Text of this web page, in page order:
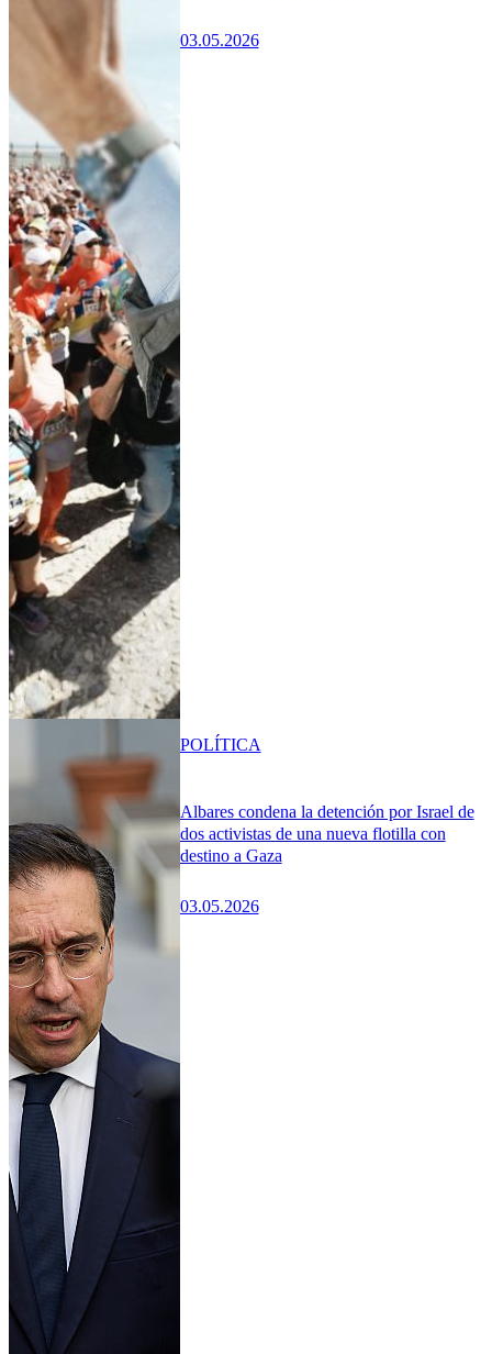
03.05.2026
Albares condena la detención por Israel de
dos activistas de una nueva flotilla con
destino a Gaza
03.05.2026
POLÍTICA